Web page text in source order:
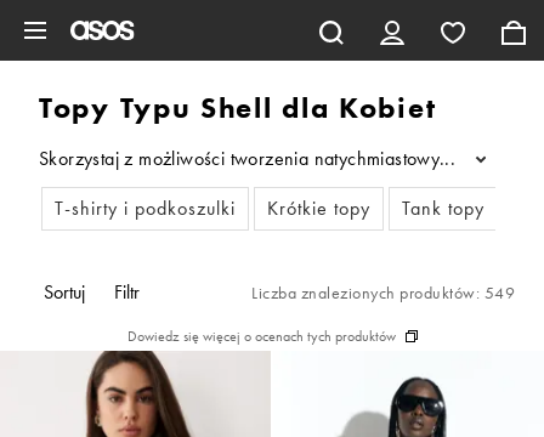
Topy Typu Shell dla Kobiet
Skorzystaj z możliwości tworzenia natychmiastowych
...
T-shirty i podkoszulki
Krótkie topy Tank topy
Sortuj Filtr Liczba znalezionych produktów: 549
Dowiedz się więcej o ocenach tych produktów